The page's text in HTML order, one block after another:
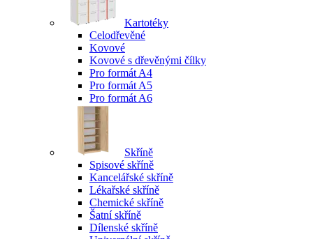
Kartotéky
Celodřevěné
Kovové
Kovové s dřevěnými čílky
Pro formát A4
Pro formát A5
Pro formát A6
Skříně
Spisové skříně
Kancelářské skříně
Lékařské skříně
Chemické skříně
Šatní skříně
Dílenské skříně